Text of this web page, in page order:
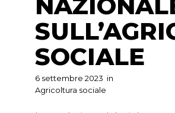
SOCIALE
6 settembre 2023 in
Agricoltura sociale